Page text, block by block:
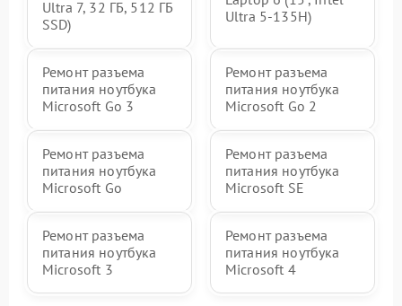
Ultra 7, 32 ГБ, 512 ГБ
SSD)
Ultra 5-135H)
Ремонт разъема
питания ноутбука
Microsoft Go 3
Ремонт разъема
питания ноутбука
Microsoft Go 2
Ремонт разъема
питания ноутбука
Microsoft Go
Ремонт разъема
питания ноутбука
Microsoft SE
Ремонт разъема
питания ноутбука
Microsoft 3
Ремонт разъема
питания ноутбука
Microsoft 4